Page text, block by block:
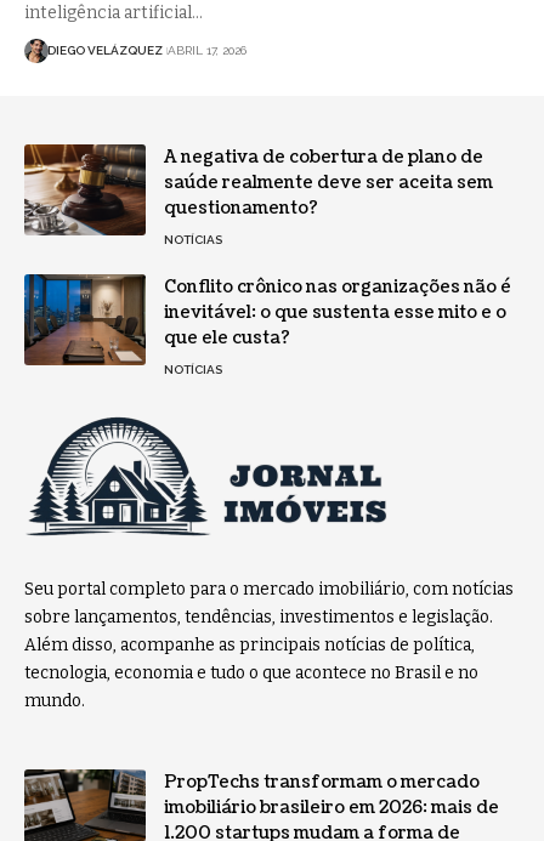
inteligência artificial…
DIEGO VELÁZQUEZ ABRIL 17, 2026
A negativa de cobertura de plano de
saúde realmente deve ser aceita sem
questionamento?
NOTÍCIAS
Conflito crônico nas organizações não é
inevitável: o que sustenta esse mito e o
que ele custa?
NOTÍCIAS
Seu portal completo para o mercado imobiliário, com notícias
sobre lançamentos, tendências, investimentos e legislação.
Além disso, acompanhe as principais notícias de política,
tecnologia, economia e tudo o que acontece no Brasil e no
mundo.
PropTechs transformam o mercado
imobiliário brasileiro em 2026: mais de
1.200 startups mudam a forma de